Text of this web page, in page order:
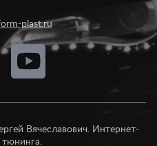
plast.ru
Вячеславович. Интернет-